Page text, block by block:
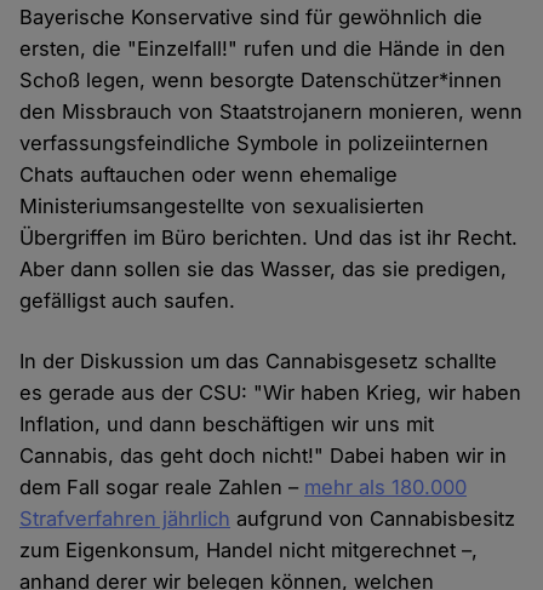
Bayerische Konservative sind für gewöhnlich die
ersten, die "Einzelfall!" rufen und die Hände in den
Schoß legen, wenn besorgte Datenschützer*innen
den Missbrauch von Staatstrojanern monieren, wenn
verfassungsfeindliche Symbole in polizeiinternen
Chats auftauchen oder wenn ehemalige
Ministeriumsangestellte von sexualisierten
Übergriffen im Büro berichten. Und das ist ihr Recht.
Aber dann sollen sie das Wasser, das sie predigen,
gefälligst auch saufen.
In der Diskussion um das Cannabisgesetz schallte
es gerade aus der CSU: "Wir haben Krieg, wir haben
Inflation, und dann beschäftigen wir uns mit
Cannabis, das geht doch nicht!" Dabei haben wir in
dem Fall sogar reale Zahlen – mehr als 180.000
Strafverfahren jährlich aufgrund von Cannabisbesitz
zum Eigenkonsum, Handel nicht mitgerechnet –,
anhand derer wir belegen können, welchen